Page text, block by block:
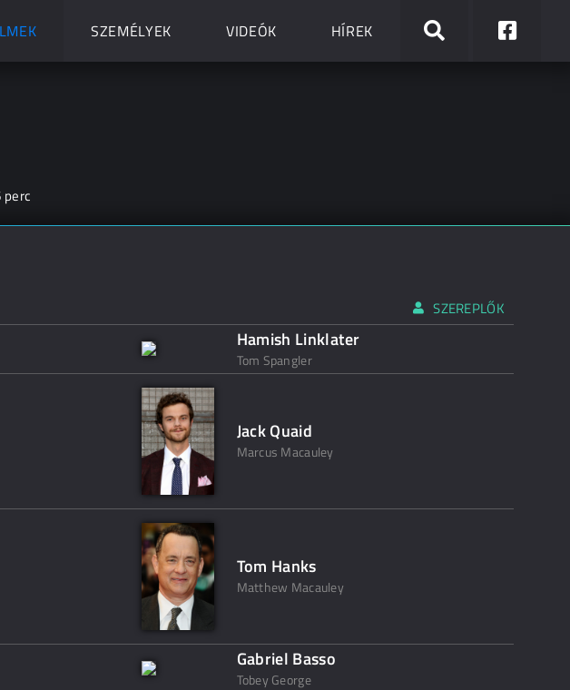
SZEMÉLYEK VIDEÓK HÍREK
perc
SZEREPLŐK
Hamish Linklater
Tom Spangler
Jack Quaid
Marcus Macauley
Tom Hanks
Matthew Macauley
Gabriel Basso
Tobey George